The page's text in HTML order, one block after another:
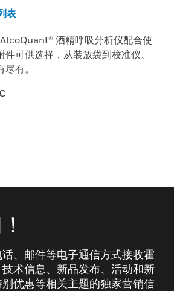
表
酒精呼吸分析仪配合使
可供选择，从装放袋到校准仪、
有。
、邮件等电子通信方式接收霍
术信息、新品发布、活动和新
优惠等相关主题的独家营销信